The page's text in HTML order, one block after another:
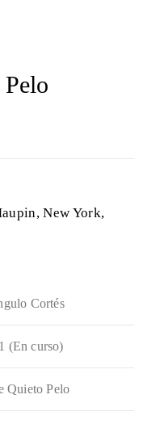
New York,
Cortés
(En curso)
Quieto Pelo